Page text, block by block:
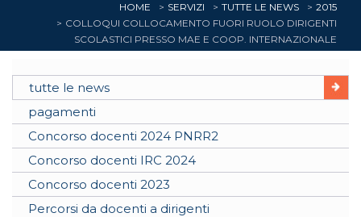
HOME SERVIZI TUTTE LE NEWS
2015
COLLOQUI COLLOCAMENTO FUORI RUOLO DIRIGENTI
SCOLASTICI PRESSO MAE E COOP. INTERNAZIONALE
tutte le news
pagamenti
Concorso docenti 2024 PNRR2
Concorso docenti IRC 2024
Concorso docenti 2023
Percorsi da docenti a dirigenti